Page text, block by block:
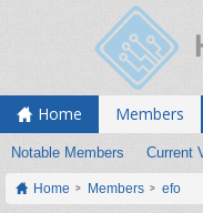
Home Members
Notable Members Current
Home Members efo